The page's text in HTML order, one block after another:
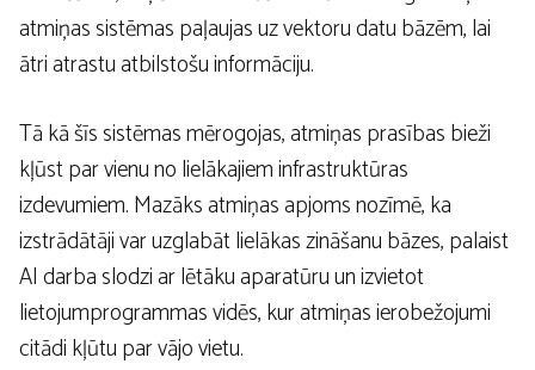
atmiņas sistēmas paļaujas uz vektoru datu bāzēm, lai
ātri atrastu atbilstošu informāciju.
Tā kā šīs sistēmas mērogojas, atmiņas prasības bieži
kļūst par vienu no lielākajiem infrastruktūras
izdevumiem. Mazāks atmiņas apjoms nozīmē, ka
izstrādātāji var uzglabāt lielākas zināšanu bāzes, palaist
AI darba slodzi ar lētāku aparatūru un izvietot
lietojumprogrammas vidēs, kur atmiņas ierobežojumi
citādi kļūtu par vājo vietu.